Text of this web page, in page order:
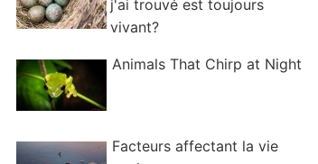
j'ai trouvé est toujours
vivant?
Animals That Chirp at Night
Facteurs affectant la vie